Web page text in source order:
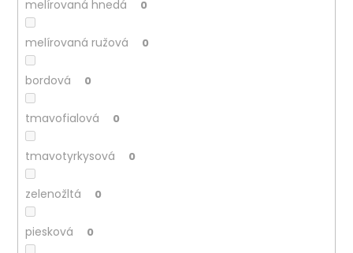
melírovaná hnedá 0
melírovaná ružová 0
bordová 0
tmavofialová 0
tmavotyrkysová 0
zelenožltá 0
piesková 0